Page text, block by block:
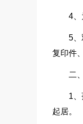
4、
5、
复印件
二
1
起居。